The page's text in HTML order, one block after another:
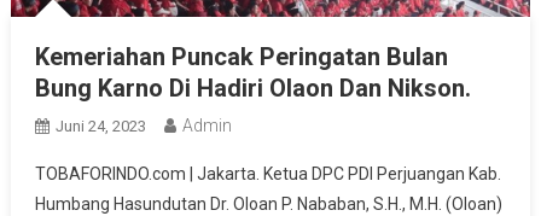
Kemeriahan Puncak Peringatan Bulan
Bung Karno Di Hadiri Olaon Dan Nikson.
Juni 24, 2023 Admin
TOBAFORINDO.com | Jakarta. Ketua DPC PDI Perjuangan Kab.
Humbang Hasundutan Dr. Oloan P. Nababan, S.H., M.H. (Oloan)